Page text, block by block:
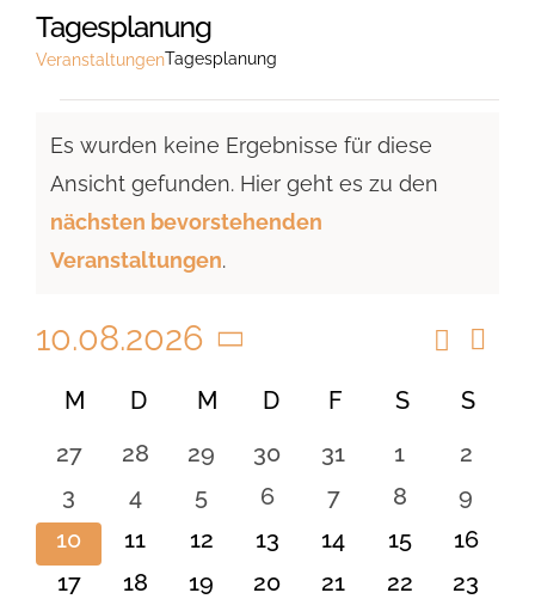
Tagesplanung
VeranstaltungenTagesplanung
Hinweis
Es wurden keine Ergebnisse für diese
Ansicht gefunden. Hier geht es zu den
nächsten bevorstehenden
Veranstaltungen.
Suche
Suche
Monat
10.08.2026
Datum
wählen.
Kalender
von
Veranstaltungen
M MONTAG
D DIENSTAG
M MITTWOCH
D DONNERSTAG
F FREITAG
SSAMSTAG
S
0
Veranstaltungen
27
0
Veranstaltungen
28
0
Veranstaltungen
29
0
Veranstaltungen
30
0
Veranstaltungen
31
0
1
0
2
0
Veranstaltungen
3
0
Veranstaltungen
4
0
Veranstaltungen
5
0
Veranstaltungen
6
0
Veranstaltungen
7
0
8
0
9
0
Veranstaltungen
10
0
Veranstaltungen
11
0
Veranstaltungen
12
0
Veranstaltungen
13
0
Veranstaltungen
14
0
15
0
16
0
17
0
18
0
19
0
20
0
21
0
22
0
23